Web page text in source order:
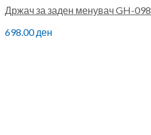
Држач за заден менувач GH-098
698.00ден